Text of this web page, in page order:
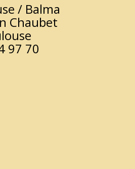
/ Balma
Chaubet
97 70